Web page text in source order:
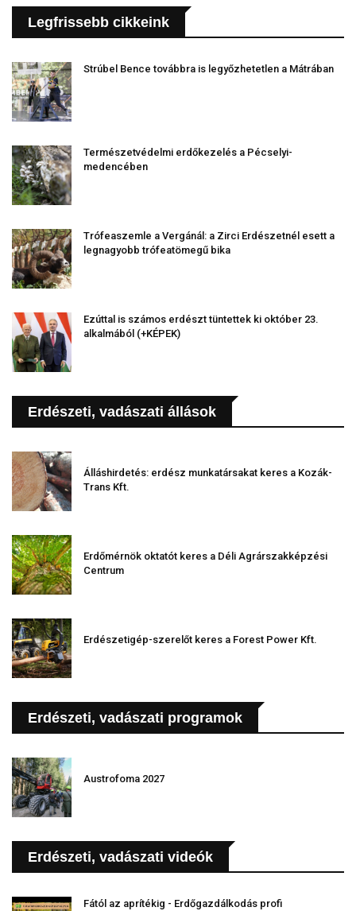
Legfrissebb cikkeink
Strúbel Bence továbbra is legyőzhetetlen a Mátrában
Természetvédelmi erdőkezelés a Pécselyi-
medencében
Trófeaszemle a Vergánál: a Zirci Erdészetnél esett a
legnagyobb trófeatömegű bika
Ezúttal is számos erdészt tüntettek ki október 23.
alkalmából (+KÉPEK)
Erdészeti, vadászati állások
Álláshirdetés: erdész munkatársakat keres a Kozák-
Trans Kft.
Erdőmérnök oktatót keres a Déli Agrárszakképzési
Centrum
Erdészetigép-szerelőt keres a Forest Power Kft.
Erdészeti, vadászati programok
Austrofoma 2027
Erdészeti, vadászati videók
Fától az aprítékig - Erdőgazdálkodás profi